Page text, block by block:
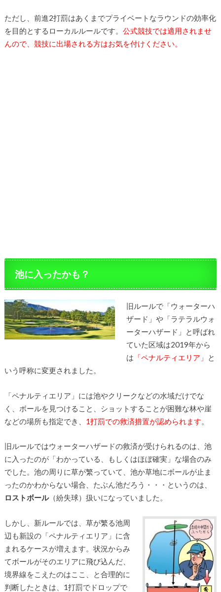
ただし、前進2打罰はあくまでプライベートなラウンドの効率化
を目的とするローカルルールです。 公式競技では適用されませ
んので、競技に出場される方はお気を付けください。
池に入ったかも？
旧ルールで「ウォーターハ
ザード」や「ラテラルウォ
ーターハザード」と呼ばれ
ていた区域は2019年から
は 「ペナルティエリア」
と
いう呼称に変更されました。
「ペナルティエリア」には池やクリークなどの水域だけでな
く、ボールを見つけること、ショットすることが困難な林や崖
などの場所も指定でき、 1打罰での救済措置が認められます。
旧ルールではウォーターハザードの救済が受けられるのは、池
に入ったのが「わかっている、もしくはほぼ確実」な場合のみ
でした。池の周りに草が繁っていて、池か草地にボールが止ま
ったのかわからない場合、たぶん池だろう・・・というのは、
ロストボール（紛失球）扱いになっていました。
しかし、新ルールでは、草が繁る池周
辺も新設の「ペナルティエリア」に含
まれるケースが増えます。状況からみ
てボールがそのエリアに飛び込んだ、
境界線をこえたのはここ、と合理的に
判断したときは、1打罰でドロップで